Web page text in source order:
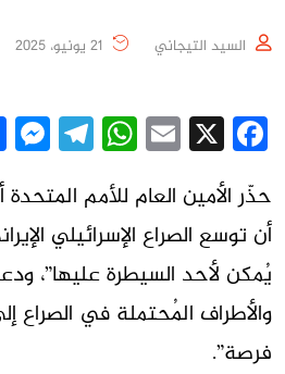
السيد التيجاني
Facebook
X
Email
حذّر الأمين العام للأمم
أن توسع الصراع الإسرائيلي
يُمكن لأحد السيطرة عليها”،
والأطراف المُحتملة في الصراع
فرصة”.